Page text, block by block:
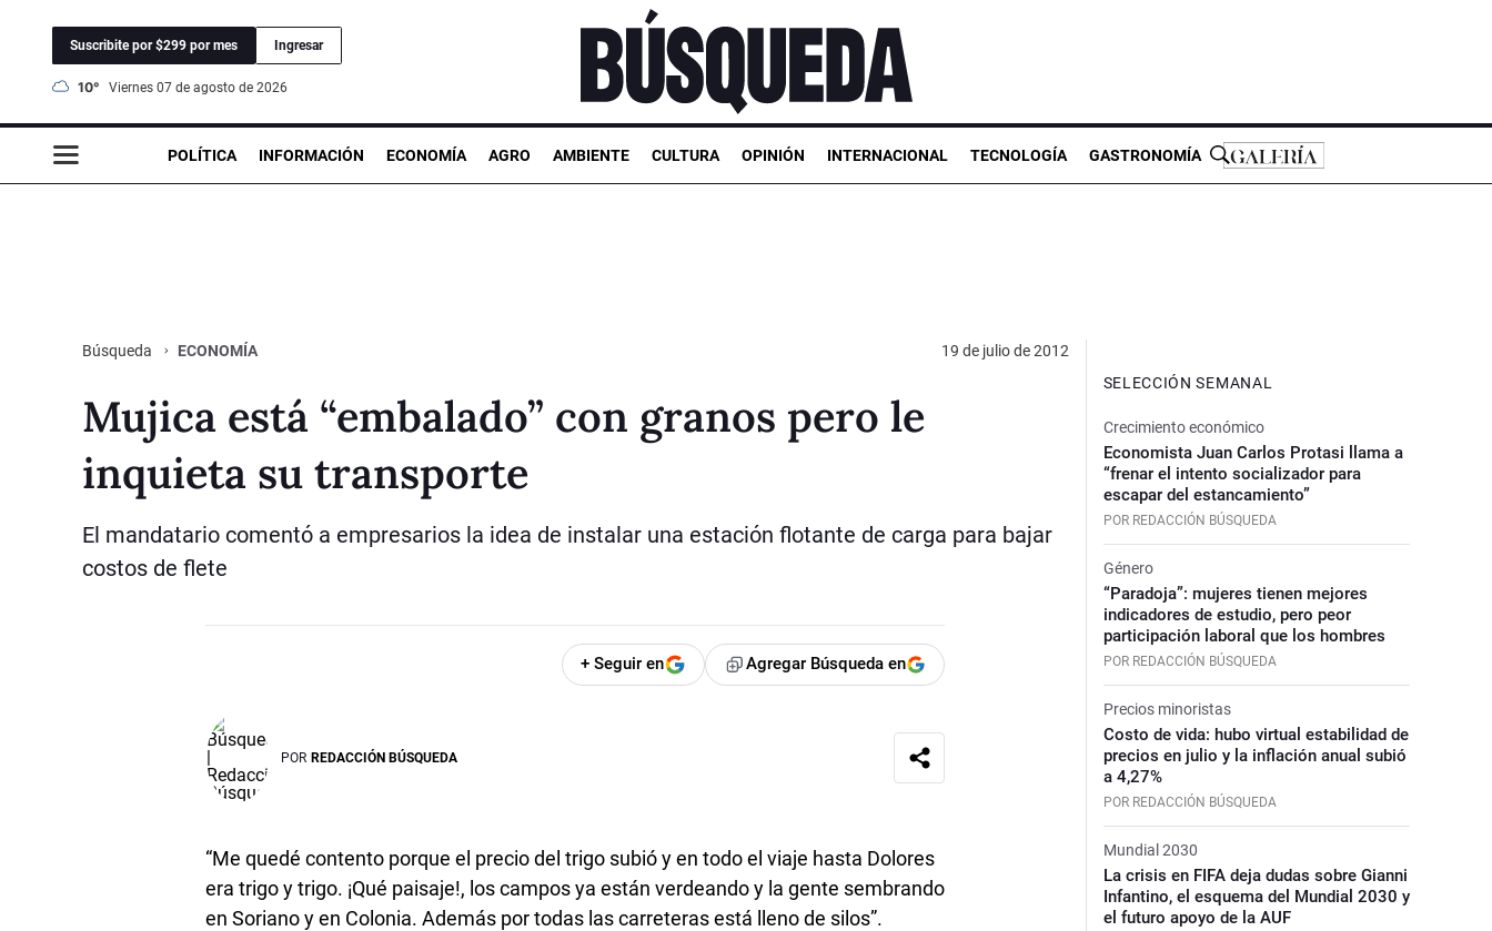
Suscribite por $299 por mes Ingresar
10° viernes 07 de agosto de 2026
POLÍTICA INFORMACIÓN ECONOMÍA AGRO AMBIENTE CULTURA OPINIÓN INTERNACIONAL TECNOLOGÍA GASTRONOMÍA
Búsqueda ECONOMÍA 19 de julio de 2012
Mujica está “embalado” con granos pero le
inquieta su transporte
El mandatario comentó a empresarios la idea de instalar una estación flotante de carga para bajar
costos de flete
+ Seguir en Agregar Búsqueda en
POR REDACCIÓN BÚSQUEDA
“Me quedé contento porque el precio del trigo subió y en todo el viaje hasta Dolores
era trigo y trigo. ¡Qué paisaje!, los campos ya están verdeando y la gente sembrando
en Soriano y en Colonia. Además por todas las carreteras está lleno de silos”.
SELECCIÓN SEMANAL
Crecimiento económico
Economista Juan Carlos Protasi llama a
“frenar el intento socializador para
escapar del estancamiento”
POR REDACCIÓN BÚSQUEDA
Género
“Paradoja”: mujeres tienen mejores
indicadores de estudio, pero peor
participación laboral que los hombres
POR REDACCIÓN BÚSQUEDA
Precios minoristas
Costo de vida: hubo virtual estabilidad de
precios en julio y la inflación anual subió
a 4,27%
POR REDACCIÓN BÚSQUEDA
Mundial 2030
La crisis en FIFA deja dudas sobre Gianni
Infantino, el esquema del Mundial 2030 y
el futuro apoyo de la AUF